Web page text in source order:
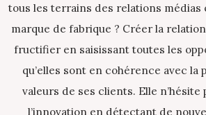
tous les terrains des relations médias
marque de fabrique ? Créer la
fructifier en saisissant toutes les
qu’elles sont en cohérence avec la
valeurs de ses clients. Elle n’hésite
l’innovation en détectant de